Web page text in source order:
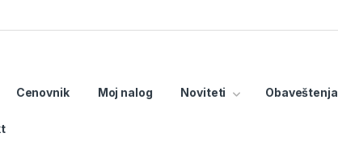
Cenovnik Moj nalog Noviteti Obaveštenja